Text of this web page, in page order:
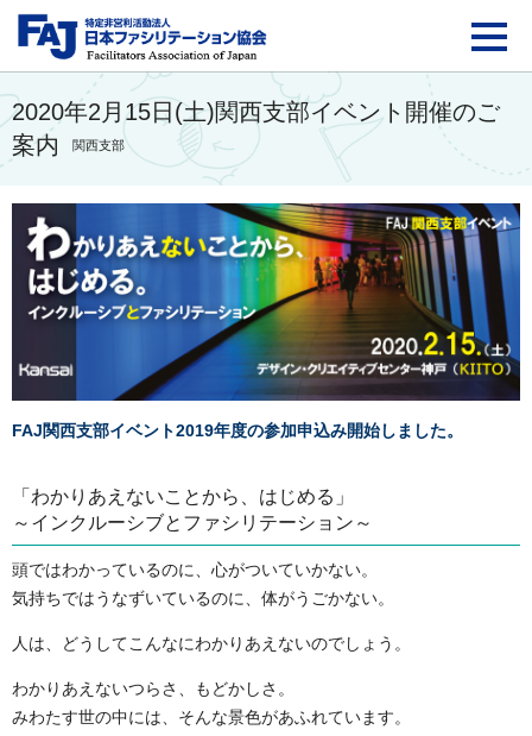
FAJ：特定非営利活動
2020年2月15日(土)関西支部イベント開催のご
案内
関西支部
FAJ関西支部イベント2019年度の参加申込み開始しました。
「わかりあえないことから、はじめる」
～インクルーシブとファシリテーション～
頭ではわかっているのに、心がついていかない。
気持ちではうなずいているのに、体がうごかない。
人は、どうしてこんなにわかりあえないのでしょう。
わかりあえないつらさ、もどかしさ。
みわたす世の中には、そんな景色があふれています。